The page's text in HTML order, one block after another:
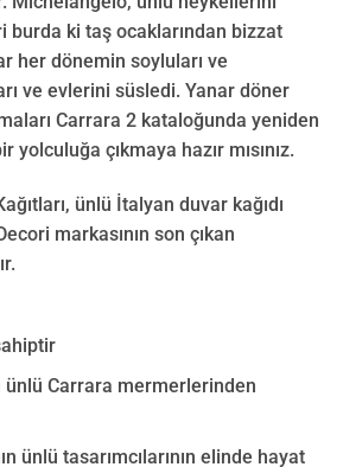
burda ki taş ocaklarından bizzat
her dönemin soyluları ve
ve evlerini süsledi. Yanar döner
Carrara 2 kataloğunda yeniden
yolculuğa çıkmaya hazır mısınız.
ünlü İtalyan duvar kağıdı
markasının son çıkan
ünlü Carrara mermerlerinden
ünlü tasarımcılarının elinde hayat